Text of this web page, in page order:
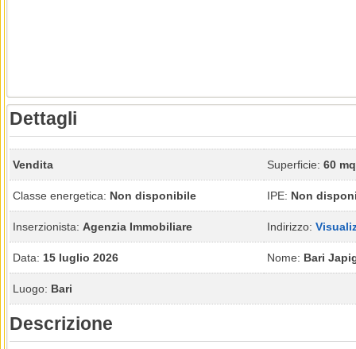
Dettagli
Vendita Superficie: 60 mq
Classe energetica: Non disponibile IPE: Non
Inserzionista: Agenzia Immobiliare Indirizzo:
Data: 15 luglio 2026 Nome: Bari
Luogo: Bari
Descrizione